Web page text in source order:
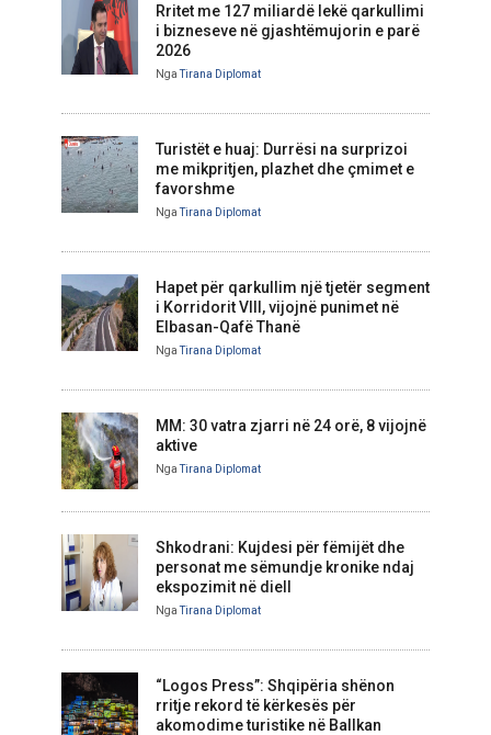
Rritet me 127 miliardë lekë qarkullimi
i bizneseve në gjashtëmujorin e parë
2026
NgaTirana Diplomat
Turistët e huaj: Durrësi na surprizoi
me mikpritjen, plazhet dhe çmimet e
favorshme
NgaTirana Diplomat
Hapet për qarkullim një tjetër segment
i Korridorit VIII, vijojnë punimet në
Elbasan-Qafë Thanë
NgaTirana Diplomat
MM: 30 vatra zjarri në 24 orë, 8 vijojnë
aktive
NgaTirana Diplomat
Shkodrani: Kujdesi për fëmijët dhe
personat me sëmundje kronike ndaj
ekspozimit në diell
NgaTirana Diplomat
“Logos Press”: Shqipëria shënon
rritje rekord të kërkesës për
akomodime turistike në Ballkan